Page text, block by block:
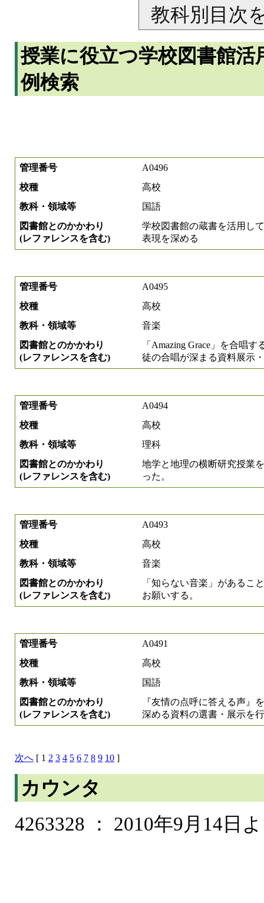
教科別目次
授業に役立つ学校図書館
例検索
管理番号
A0496
校種
高校
教科・領域等
国語
図書館とのかかわり
(レファレンスを含む)
学校図書館の蔵書を活用し
表現を深める
管理番号
A0495
校種
高校
教科・領域等
音楽
図書館とのかかわり
(レファレンスを含む)
「Amazing Grace」を合唱
徒の合唱が深まる資料展示
管理番号
A0494
校種
高校
教科・領域等
理科
図書館とのかかわり
(レファレンスを含む)
地学と地理の横断研究授業
った。
管理番号
A0493
校種
高校
教科・領域等
音楽
図書館とのかかわり
(レファレンスを含む)
「知らない音楽」があるこ
お願いする。
管理番号
A0491
校種
高校
教科・領域等
国語
図書館とのかかわり
(レファレンスを含む)
『友情の点呼に答える声』
深める資料の選書・展示を
次へ [ 1 2 3 4 5 6 7 8 9 10 ]
カウンタ
4263328 ： 2010年9月14日